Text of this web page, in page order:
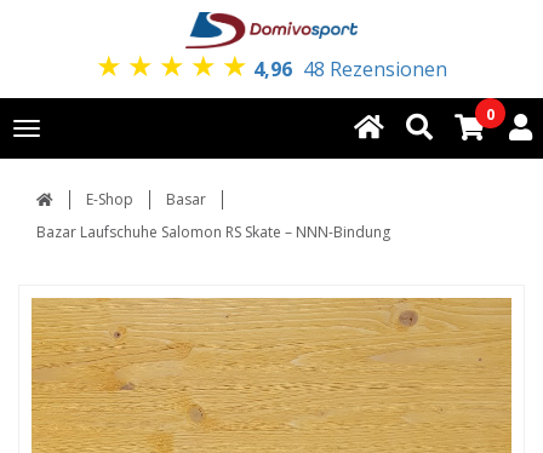
★ ★ ★ ★ ★ 4,96 48 Rezensionen
Toggle
navigation
0
E-Shop
Basar
Bazar Laufschuhe Salomon RS Skate – NNN-Bindung